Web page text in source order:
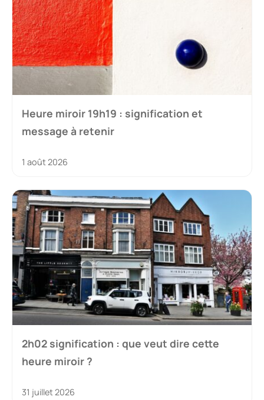
Heure miroir 19h19 : signification et
message à retenir
1 août 2026
2h02 signification : que veut dire cette
heure miroir ?
31 juillet 2026